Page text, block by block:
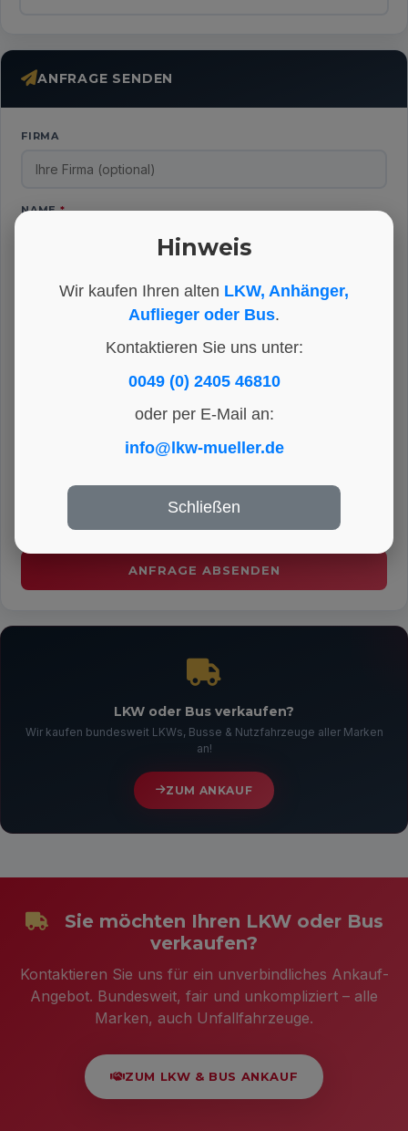
Hinweis
Wir kaufen Ihren alten LKW, Anhänger,
Auflieger oder Bus.
Kontaktieren Sie uns unter:
0049 (0) 2405 46810
oder per E-Mail an:
info@lkw-mueller.de
Schließen
ANFRAGE SENDEN
FIRMA
NAME*
TELEFON
LKW oder Bus verkaufen?
Wir kaufen bundesweit LKWs, Busse & Nutzfahrzeuge aller Marken
an!
ZUM ANKAUF
Sie möchten Ihren LKW oder Bus
verkaufen?
Kontaktieren Sie uns für ein unverbindliches Ankauf-
Angebot. Bundesweit, fair und unkompliziert – alle
Marken, auch Unfallfahrzeuge.
ZUM LKW & BUS ANKAUF